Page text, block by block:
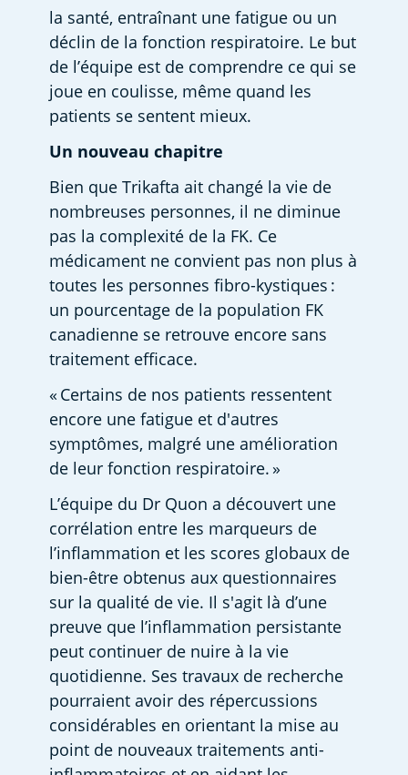
la santé, entraînant une fatigue ou un
déclin de la fonction respiratoire. Le but
de l’équipe est de comprendre ce qui se
joue en coulisse, même quand les
patients se sentent mieux.
Un nouveau chapitre
Bien que Trikafta ait changé la vie de
nombreuses personnes, il ne diminue
pas la complexité de la FK. Ce
médicament ne convient pas non plus à
toutes les personnes fibro-kystiques :
un pourcentage de la population FK
canadienne se retrouve encore sans
traitement efficace.
« Certains de nos patients ressentent
encore une fatigue et d'autres
symptômes, malgré une amélioration
de leur fonction respiratoire. »
L’équipe du Dr Quon a découvert une
corrélation entre les marqueurs de
l’inflammation et les scores globaux de
bien-être obtenus aux questionnaires
sur la qualité de vie. Il s'agit là d’une
preuve que l’inflammation persistante
peut continuer de nuire à la vie
quotidienne. Ses travaux de recherche
pourraient avoir des répercussions
considérables en orientant la mise au
point de nouveaux traitements anti-